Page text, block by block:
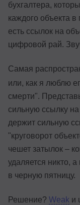
бухгалтера,
каждого объекта в
есть ссылок на
цифровой рай.
Самая
или, как я люблю
смерти".
сильную ссылку
держит сильную
"круговорот
чешет затылок –
удаляется никто,
в черную пятницу.
Решение? Weak и